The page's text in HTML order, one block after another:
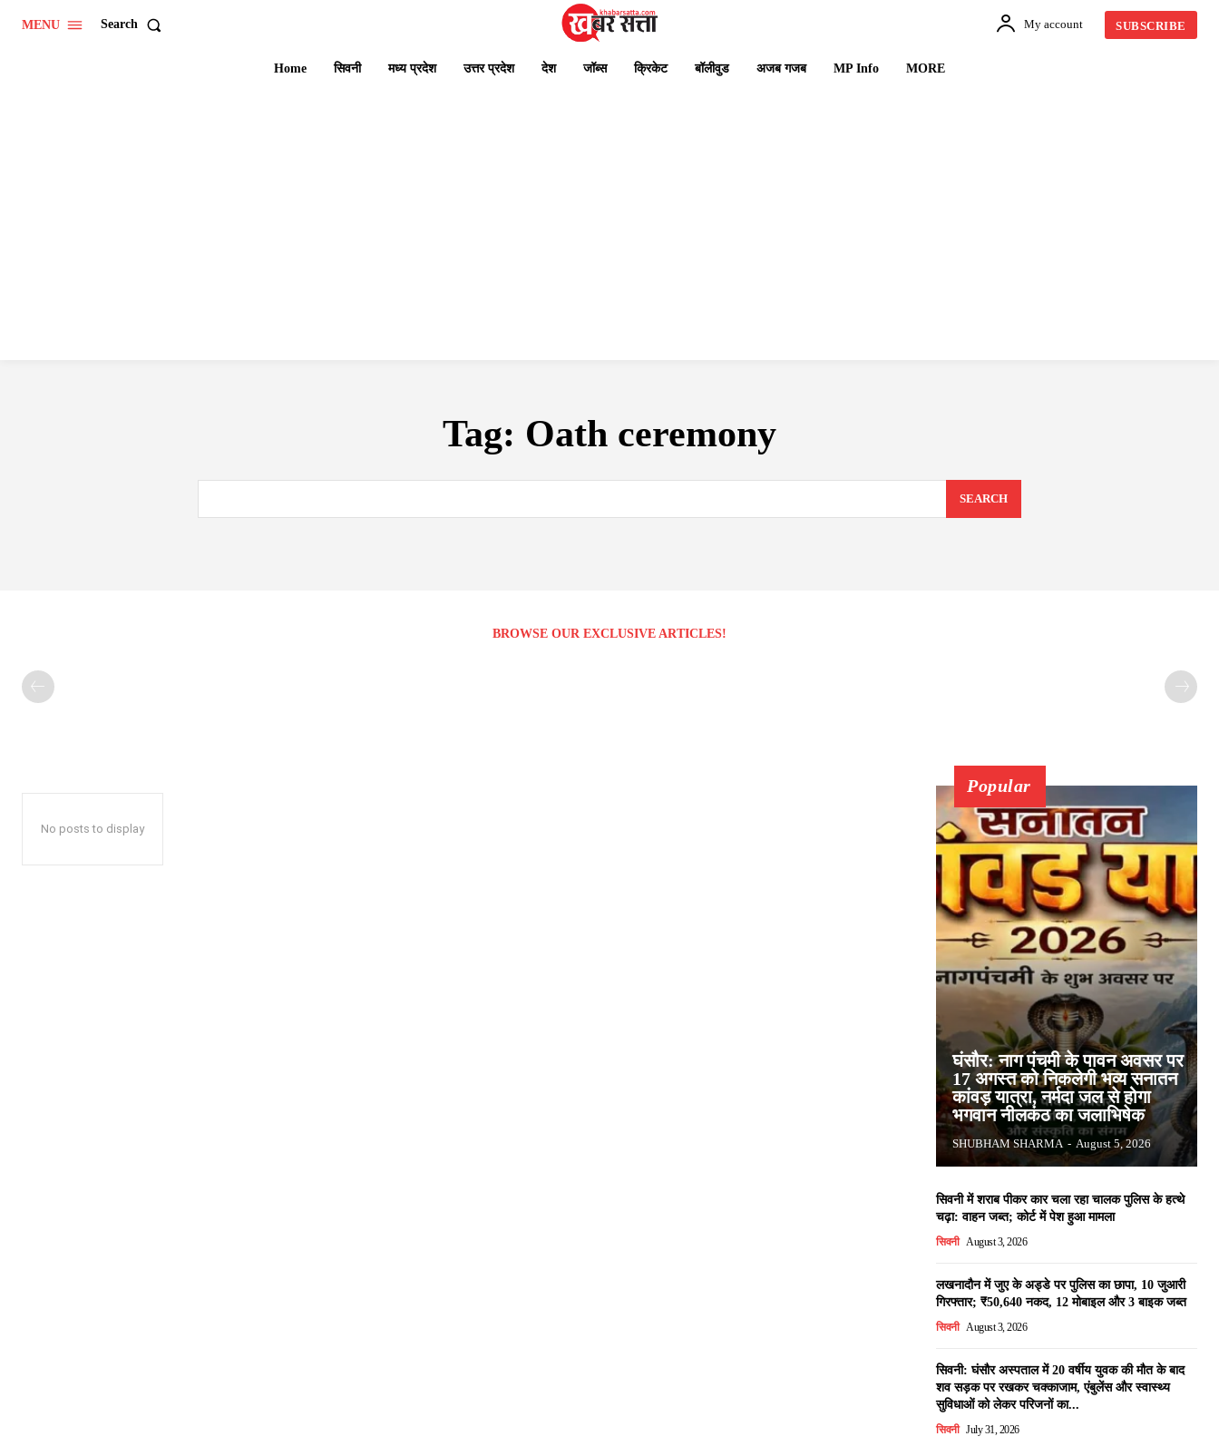
MENU Search My account SUBSCRIBE
Home सिवनी मध्य प्रदेश उत्तर प्रदेश देश जॉब्स क्रिकेट बॉलीवुड अजब गजब MP Info MORE
Tag: Oath ceremony
SEARCH
BROWSE OUR EXCLUSIVE ARTICLES!
No posts to display
Popular
घंसौर: नाग पंचमी के पावन अवसर पर
17 अगस्त को निकलेगी भव्य सनातन
कांवड़ यात्रा, नर्मदा जल से होगा
भगवान नीलकंठ का जलाभिषेक
SHUBHAM SHARMA - August 5, 2026
सिवनी में शराब पीकर कार चला रहा चालक पुलिस के हत्थे
चढ़ा: वाहन जब्त; कोर्ट में पेश हुआ मामला
सिवनी August 3, 2026
लखनादौन में जुए के अड्डे पर पुलिस का छापा, 10 जुआरी
गिरफ्तार; ₹50,640 नकद, 12 मोबाइल और 3 बाइक जब्त
सिवनी August 3, 2026
सिवनी: घंसौर अस्पताल में 20 वर्षीय युवक की मौत के बाद
शव सड़क पर रखकर चक्काजाम, एंबुलेंस और स्वास्थ्य
सुविधाओं को लेकर परिजनों का...
सिवनी July 31, 2026